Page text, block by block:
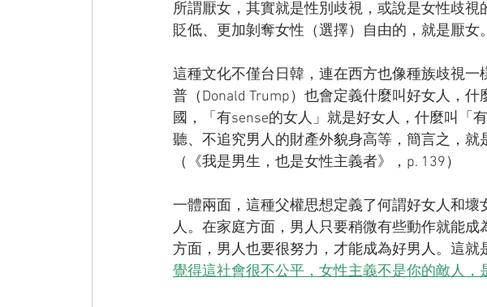
所謂厭女，其實就是性別歧視，或說是女性歧
貶低、更加剝奪女性（選擇）自由的，就是厭女。
這種文化不僅台日韓，連在西方也像種族歧視一
普（Donald Trump）也會定義什麼叫好女人，
國，「有sense的女人」就是好女人，什麼叫「
聽、不追究男人的財產外貌身高等，簡言之，
（《我是男生，也是女性主義者》，p. 139）
一體兩面，這種父權思想定義了何謂好女人和
人。在家庭方面，男人只要稍微有些動作就能
方面，男人也要很努力，才能成為好男人。這就
覺得這社會很不公平，女性主義不是你的敵人，